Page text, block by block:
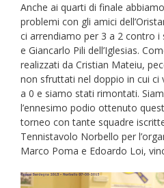
Anche ai quarti di finale
problemi con gli amici
ci arrendiamo per 3 a 2 contro
e Giancarlo Pili dell’Iglesias.
realizzati da Cristian Mateiu,
non sfruttati nel doppio in cui ci
a 0 e siamo stati rimontati.
l’ennesimo podio ottenuto
torneo con tante squadre
Tennistavolo Norbello per
Marco Poma e Edoardo Loi,